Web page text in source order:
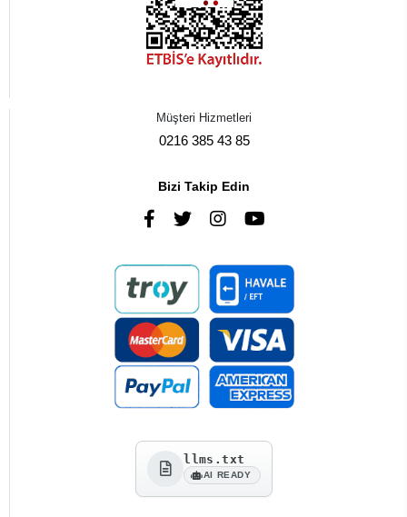
Müşteri Hizmetleri
0216 385 43 85
Bizi Takip Edin
llms.txt
AI READY